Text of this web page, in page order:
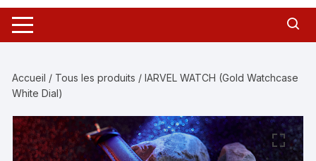
Accueil / Tous les produits / IARVEL WATCH (Gold Watchcase
White Dial)